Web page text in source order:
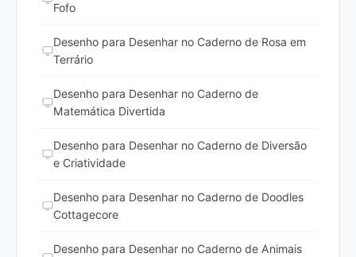
Fofo
Desenho para Desenhar no Caderno de Rosa em
Terrário
Desenho para Desenhar no Caderno de
Matemática Divertida
Desenho para Desenhar no Caderno de Diversão
e Criatividade
Desenho para Desenhar no Caderno de Doodles
Cottagecore
Desenho para Desenhar no Caderno de Animais